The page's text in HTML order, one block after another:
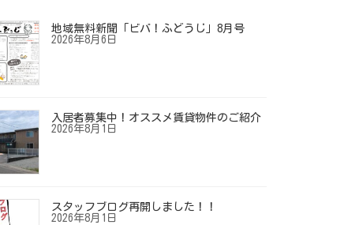
地域無料新聞「ビバ！ふどうじ」8月号
2026年8月6日
入居者募集中！オススメ賃貸物件のご紹介
2026年8月1日
スタッフブログ再開しました！！
2026年8月1日